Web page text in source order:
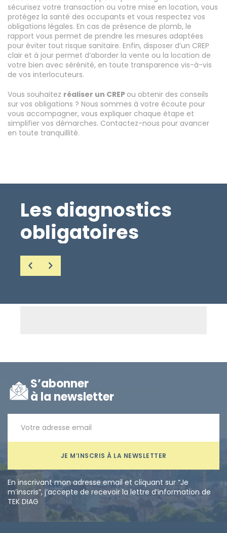
sécurisez votre transaction ou votre mise en location, vous
protégez la santé des occupants et vous respectez vos
obligations légales. En cas de présence de plomb, le
rapport vous permet de prendre les mesures adaptées
pour éviter tout risque sanitaire. Enfin, disposer d’un CREP
clair et à jour permet d’aborder la vente ou la location de
votre bien avec sérénité, en toute transparence vis-à-vis
de vos interlocuteurs.
Vous souhaitez réaliser un CREP ou obtenir des conseils
sur vos obligations ? Nous sommes à votre écoute pour
vous accompagner, vous expliquer chaque étape et
simplifier vos démarches. Contactez-nous pour avancer
en toute tranquillité.
Les diagnostics
obligatoires
S’abonner
à la newsletter
JE M’INSCRIS À LA NEWSLETTER
En inscrivant mon adresse email et cliquant sur “Je
m’inscris”, j’accepte de recevoir la lettre d’information de
TEK DIAG